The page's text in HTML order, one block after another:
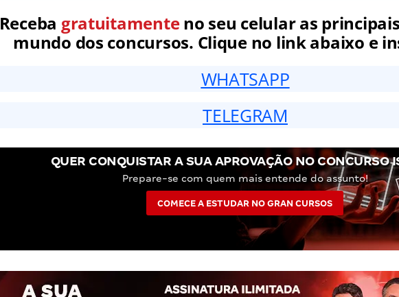
Receba gratuitamenteno seu celular as
mundo dos concursos. Clique no link abaixo e
WHATSAPP
TELEGRAM
QUER CONQUISTAR A SUA APROVAÇÃO NO CONCURSO
Prepare-se com quem mais entende do assunto!
COMECE A ESTUDAR NO GRAN CURSOS